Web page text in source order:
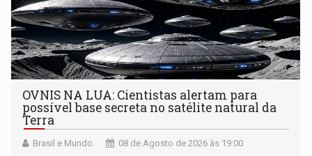
OVNIS NA LUA: Cientistas alertam para
possível base secreta no satélite natural da
Terra
Brasil e Mundo 08 de Agosto de 2026 às 19:00